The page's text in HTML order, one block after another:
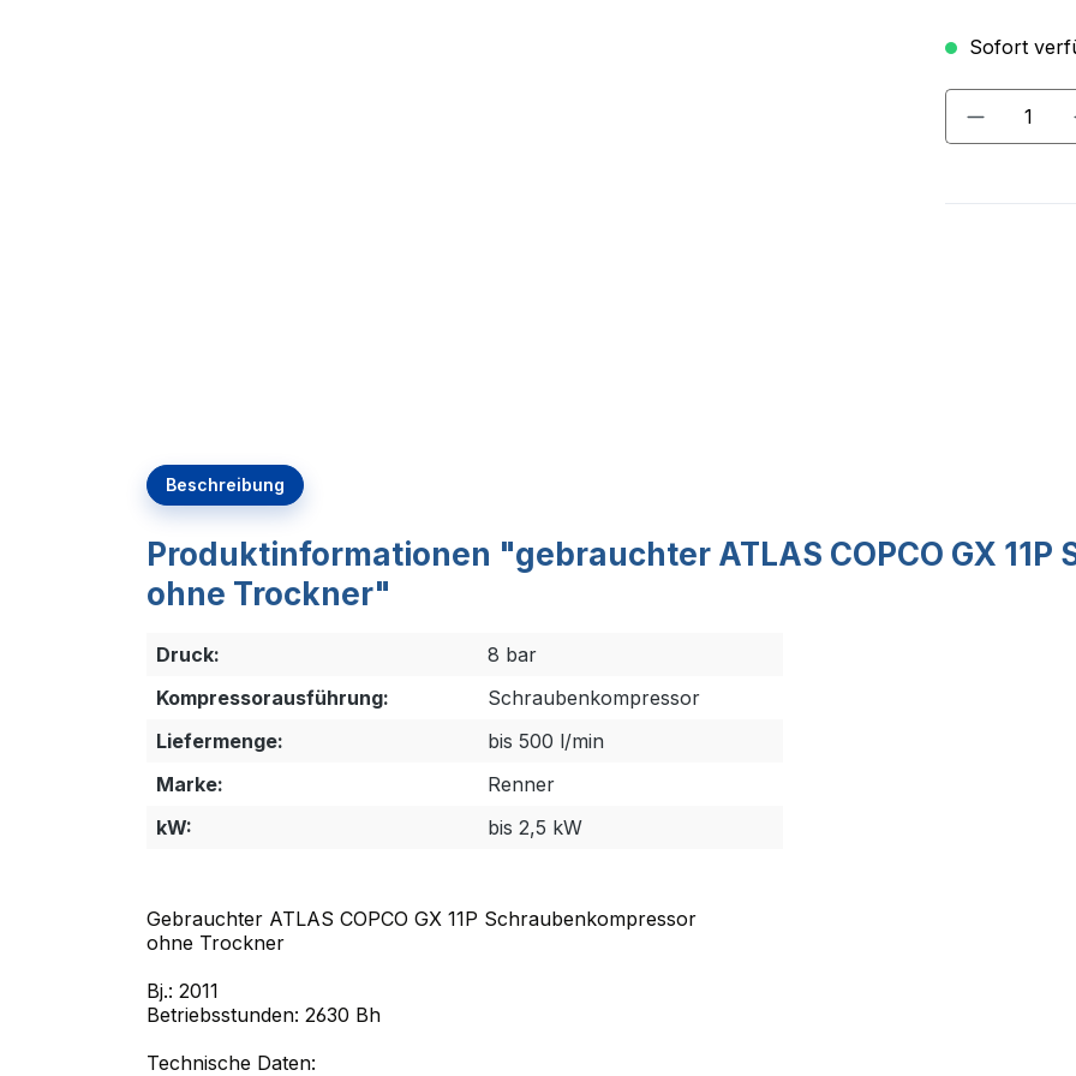
Sofort
Produkt
Beschreibung
Produktinformationen "gebrauchter ATLAS COPCO GX
ohne Trockner"
Druck:
8 bar
Kompressorausführung:
Schraubenkompressor
Liefermenge:
bis 500 l/min
Marke:
Renner
kW:
bis 2,5 kW
Gebrauchter ATLAS COPCO GX 11P Schraubenkompressor
ohne Trockner
Bj.: 2011
Betriebsstunden: 2630 Bh
Technische Daten: